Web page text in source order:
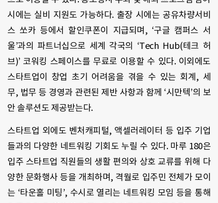
시에는 실비 지원도 가능하다. 출장 시에는 공유차량서비
스 쏘카 등에서 할인쿠폰이 지급되며, ‘구글 캠퍼스 서
울’과의 파트너십으로 세계 각국의 ‘Tech Hub(테크 허
브)’ 코워킹 스페이스를 무료로 이용할 수 있다. 이외에도
스타트업이 창업 초기 어려움을 겪을 수 있는 회계, 세
무, 법무 등 경영과 관련된 제반 사항과 함께 ‘시만텍’의 보
안 솔루션도 제공받는다.
스타트업 외에도 벤처캐피털, 액셀러레이터 등 입주 기업
들과의 다양한 네트워킹 기회도 누릴 수 있다. 마루 180은
입주 스타트업 직원들의 생활 편의와 상호 교류를 위해 다
양한 문화행사 등을 개최하며, 격월로 입주민 전체가 모이
는 ‘타운홀 미팅’, 수시로 열리는 네트워킹 모임 등을 통해